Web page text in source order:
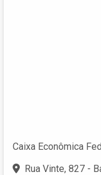
Caixa Econômica
Rua Vinte, 827 -